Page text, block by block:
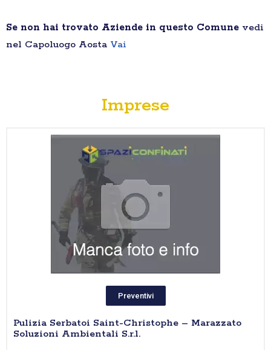
Se non hai trovato Aziende in questo Comune vedi
nel Capoluogo Aosta Vai
Imprese
Preventivi
Pulizia Serbatoi Saint-Christophe – Marazzato
Soluzioni Ambientali S.r.l.